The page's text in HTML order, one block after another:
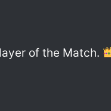
of the Match.